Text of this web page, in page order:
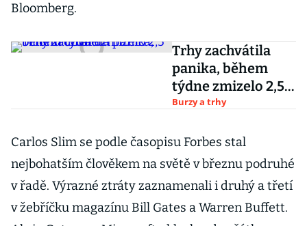
Bloomberg.
Trhy zachvátila
panika, během
týdne zmizelo 2,5
bilionu dolarů
Burzy a trhy
Carlos Slim se podle časopisu Forbes stal
nejbohatším člověkem na světě v březnu podruhé
v řadě. Výrazné ztráty zaznamenali i druhý a třetí
v žebříčku magazínu Bill Gates a Warren Buffett.